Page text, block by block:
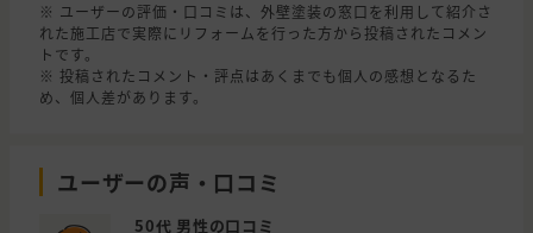
※ ユーザーの評価・口コミは、外壁塗装の窓口を利用して紹介さ
れた施工店で実際にリフォームを行った方から投稿されたコメン
トです。
※ 投稿されたコメント・評点はあくまでも個人の感想となるた
め、個人差があります。
ユーザーの声・口コミ
50代 男性の口コミ